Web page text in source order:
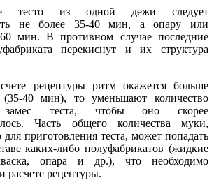
тесто из одной дежи следует
не более 35-40 мин, а опару или
мин. В противном случае последние
перекиснут и их структура
рецептуры ритм окажется больше
(35-40 мин), то уменьшают количество
теста, чтобы оно скорее
Часть общего количества муки,
для приготовления теста, может попадать
каких-либо полуфабрикатов (жидкие
опара и др.), что необходимо
расчете рецептуры.